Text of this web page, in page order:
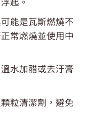
能是瓦斯燃燒不
常燃燒並使用中
水加醋或去汙膏
粒清潔劑，避免